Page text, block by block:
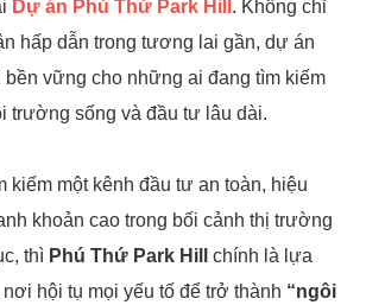
Dự án Phú Thứ Park Hill . Không chỉ
hấp dẫn trong tương lai gần, dự án
vững cho những ai đang tìm kiếm
trường sống và đầu tư lâu dài.
kiếm một kênh đầu tư an toàn, hiệu
khoản cao trong bối cảnh thị trường
thì Phú Thứ Park Hill
chính là lựa
hội tụ mọi yếu tố để trở thành “ngôi